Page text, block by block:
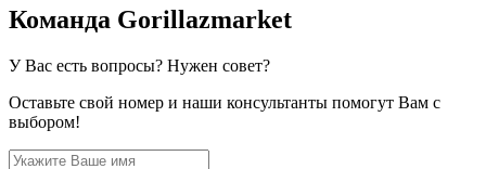
Команда Gorillazmarket
У Вас есть вопросы? Нужен совет?
Оставьте свой номер и наши консультанты помогут Вам с
выбором!